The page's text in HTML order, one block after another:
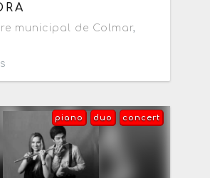
municipal de Colmar,
concert
duo
piano